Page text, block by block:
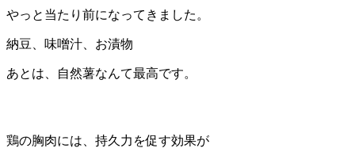
やっと当たり前になってきました。
納豆、味噌汁、お漬物
あとは、自然薯なんて最高です。
鶏の胸肉には、持久力を促す効果が